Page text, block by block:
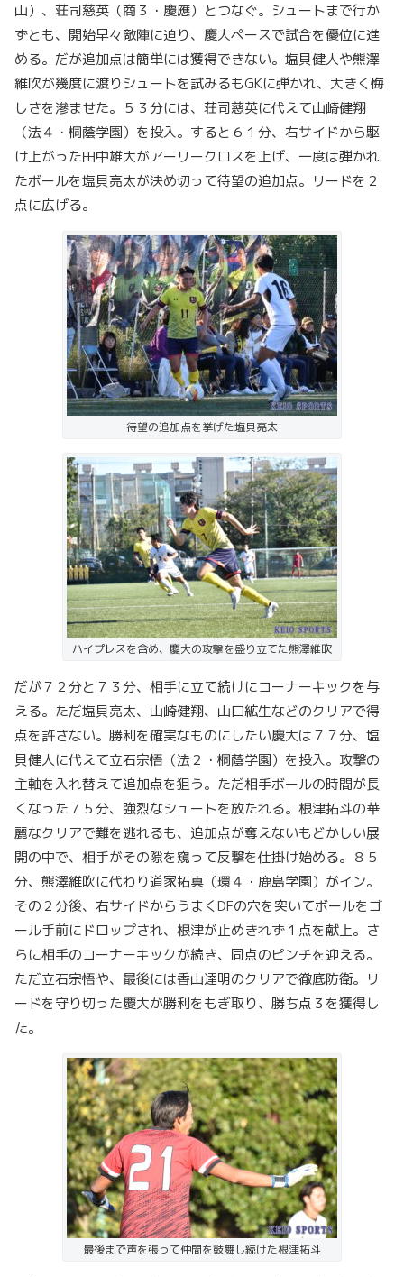
山）、荘司慈英（商３・慶應）とつなぐ。シュートまで行か
ずとも、開始早々敵陣に迫り、慶大ペースで試合を優位に進
める。だが追加点は簡単には獲得できない。塩貝健人や熊澤
維吹が幾度に渡りシュートを試みるもGKに弾かれ、大きく悔
しさを滲ませた。５３分には、荘司慈英に代えて山崎健翔
（法４・桐蔭学園）を投入。すると６１分、右サイドから駆
け上がった田中雄大がアーリークロスを上げ、一度は弾かれ
たボールを塩貝亮太が決め切って待望の追加点。リードを２
点に広げる。
待望の追加点を挙げた塩貝亮太
ハイプレスを含め、慶大の攻撃を盛り立てた熊澤維吹
だが７２分と７３分、相手に立て続けにコーナーキックを与
える。ただ塩貝亮太、山崎健翔、山口絋生などのクリアで得
点を許さない。勝利を確実なものにしたい慶大は７７分、塩
貝健人に代えて立石宗悟（法２・桐蔭学園）を投入。攻撃の
主軸を入れ替えて追加点を狙う。ただ相手ボールの時間が長
くなった７５分、強烈なシュートを放たれる。根津拓斗の華
麗なクリアで難を逃れるも、追加点が奪えないもどかしい展
開の中で、相手がその隙を窺って反撃を仕掛け始める。８５
分、熊澤維吹に代わり道家拓真（環４・鹿島学園）がイン。
その２分後、右サイドからうまくDFの穴を突いてボールをゴ
ール手前にドロップされ、根津が止めきれず１点を献上。さ
らに相手のコーナーキックが続き、同点のピンチを迎える。
ただ立石宗悟や、最後には香山達明のクリアで徹底防衛。リ
ードを守り切った慶大が勝利をもぎ取り、勝ち点３を獲得し
た。
最後まで声を張って仲間を鼓舞し続けた根津拓斗